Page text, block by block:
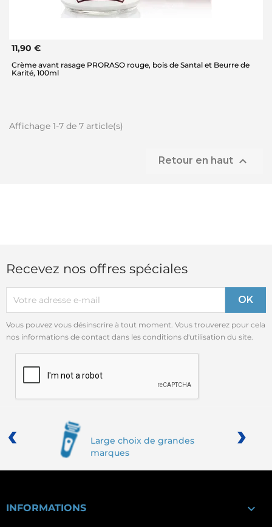
11,90 €
Crème avant rasage PRORASO rouge, bois de Santal et Beurre de
Karité, 100ml
Affichage 1-7 de 7 article(s)
Retour en haut 
Recevez nos offres spéciales
Vous pouvez vous désinscrire à tout moment. Vous trouverez pour cela
nos informations de contact dans les conditions d'utilisation du site.
Large choix de grandes
marques
‹ ›
INFORMATIONS 